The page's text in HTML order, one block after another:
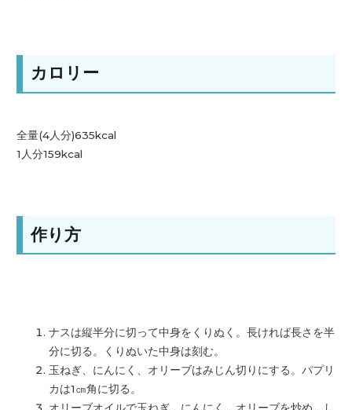
カロリー
全量(4人分)635kcal
1人分159kcal
作り方
ナスは縦半分に切って中身をくりぬく。長ければ長さを半
分に切る。くりぬいた中身は刻む。
玉ねぎ、にんにく、オリーブはみじん切りにする。パプリ
カは1㎝角に切る。